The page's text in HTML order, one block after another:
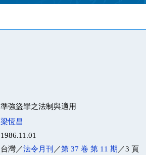
準強盜罪之法制與適用
梁恆昌
1986.11.01
台灣／法令月刊 ／第 37 卷 第 11 期 ／3 頁